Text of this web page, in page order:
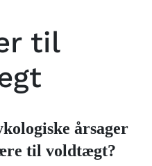
til
årsager
til voldtægt?